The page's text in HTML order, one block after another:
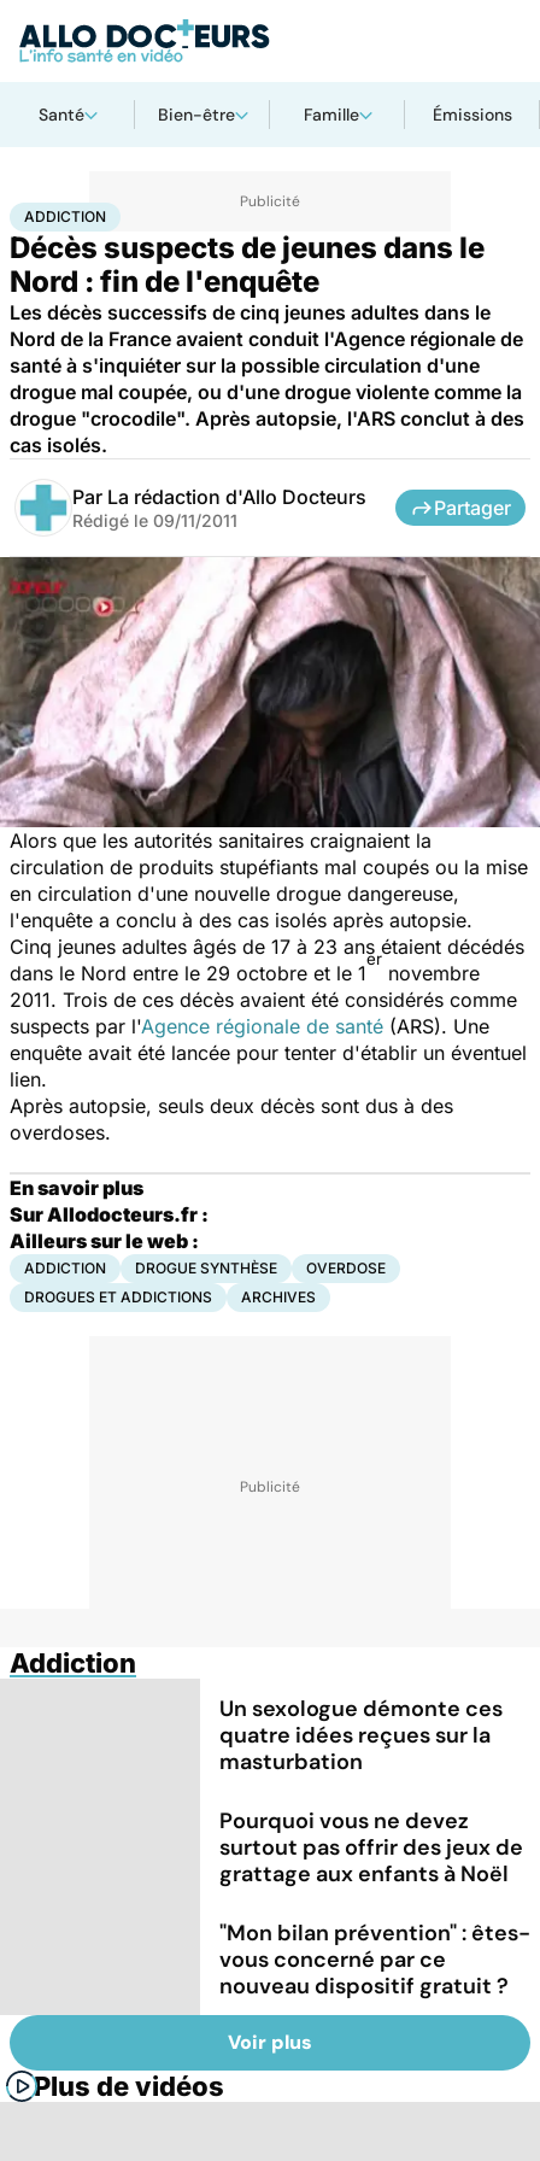
Santé Bien-être Famille Émissions
AccueilSanté Maladies Drogues et addictions
ADDICTION
Décès suspects de jeunes dans le
Nord : fin de l'enquête
Les décès successifs de cinq jeunes adultes dans le
Nord de la France avaient conduit l'Agence régionale de
santé à s'inquiéter sur la possible circulation d'une
drogue mal coupée, ou d'une drogue violente comme la
drogue "crocodile". Après autopsie, l'ARS conclut à des
cas isolés.
Par La rédaction d'Allo Docteurs
Rédigé le 09/11/2011
Partager
Alors que les autorités sanitaires craignaient la
circulation de produits stupéfiants mal coupés ou la mise
en circulation d'une nouvelle drogue dangereuse,
l'enquête a conclu à des cas isolés après autopsie.
Cinq jeunes adultes âgés de 17 à 23 ans étaient décédés
dans le Nord entre le 29 octobre et le 1
er
novembre
2011. Trois de ces décès avaient été considérés comme
suspects par l'Agence régionale de santé (ARS). Une
enquête avait été lancée pour tenter d'établir un éventuel
lien.
Après autopsie, seuls deux décès sont dus à des
overdoses.
En savoir plus
Sur Allodocteurs.fr :
Ailleurs sur le web :
ADDICTION DROGUE SYNTHÈSE
OVERDOSE
DROGUES ET ADDICTIONS
ARCHIVES
Addiction
Un sexologue démonte ces
quatre idées reçues sur la
masturbation
Pourquoi vous ne devez
surtout pas offrir des jeux de
grattage aux enfants à Noël
"Mon bilan prévention" : êtes-
vous concerné par ce
nouveau dispositif gratuit ?
Voir plus
Plus de vidéos